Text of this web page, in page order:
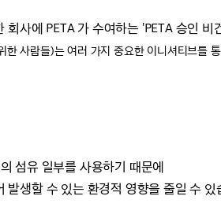
사에 PETA 가 수여하는 'PETA 승인 비
사람들)는 여러 가지 중요한 이니셔티브를
섬유 일부를 사용하기 때문에
생할 수 있는 환경적 영향을 줄일 수 있